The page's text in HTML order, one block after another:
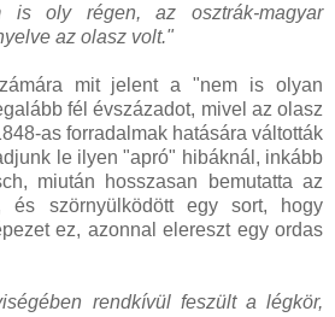
is oly régen, az osztrák-magyar
az olasz volt."
mit jelent a "nem is olyan
fél évszázadot, mivel az olasz
as forradalmak hatására váltották
le ilyen "apró" hibáknál, inkább
miután hosszasan bemutatta az
és szörnyülködött egy sort, hogy
ez, azonnal elereszt egy ordas
rendkívül feszült a légkör,